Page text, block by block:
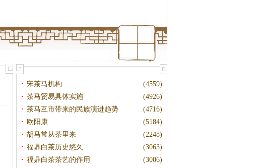
(4559)
宋茶马机构
(4926)
茶马贸易具体实施
(4716)
茶马互市带来的民族演进趋势
(5184)
欧阳康
(2248)
胡马常从茶里来
(3063)
福鼎白茶历史悠久
(3006)
福鼎白茶茶艺的作用